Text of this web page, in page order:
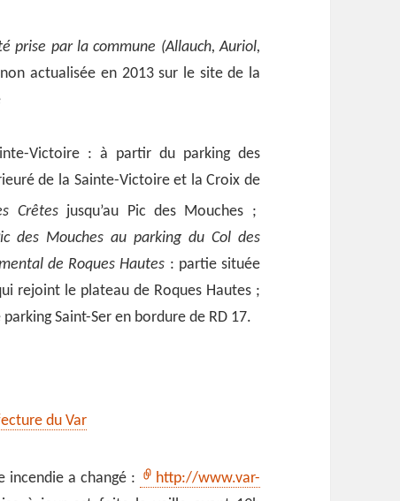
prise par la commune (Allauch, Auriol,
actualisée en 2013 sur le site de la
Victoire : à partir du parking des
de la Sainte-Victoire et la Croix de
Crêtesjusqu’au Pic des Mouches ;
des Mouches au parking du Col des
de Roques Hautes : partie située
rejoint le plateau de Roques Hautes ;
Saint-Ser en bordure de RD 17.
du Var
incendie a changé :
http://www.var-